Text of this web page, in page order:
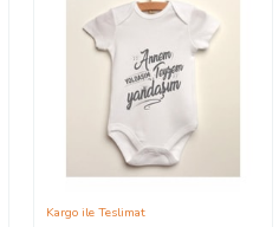
Kargo ile Teslimat